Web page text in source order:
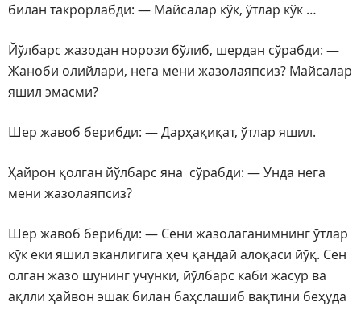
билан такрорлабди: — Майсалар кўк, ўтлар кўк …
Йўлбарс жазодан норози бўлиб, шердан сўрабди: —
Жаноби олийлари, нега мени жазолаяпсиз? Майсалар
яшил эмасми?
Шер жавоб берибди: — Дарҳақиқат, ўтлар яшил.
Ҳайрон қолган йўлбарс яна сўрабди: — Унда нега
мени жазолаяпсиз?
Шер жавоб берибди: — Сени жазолаганимнинг ўтлар
кўк ёки яшил эканлигига ҳеч қандай алоқаси йўқ. Сен
олган жазо шунинг учунки, йўлбарс каби жасур ва
ақлли ҳайвон эшак билан баҳслашиб вақтини беҳуда